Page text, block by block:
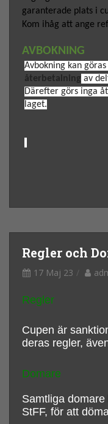
garanterade plats i
Kom ihåg att ange
AVBOKNING
Avbokning kan
återbetalning av
Därefter görs inga
laget.
Regler och
17 Maj 23
Regler
Cupen är
deras regler,
Domare
Samtliga
StFF, för att